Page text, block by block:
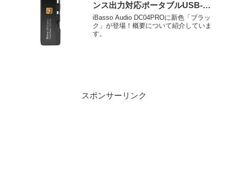
ンス出力対応ポータブルUSB-
DAC/AMP
iBasso Audio DC04PROに新色「ブラッ
ク」が登場！概要について紹介していま
す。
スポンサーリンク